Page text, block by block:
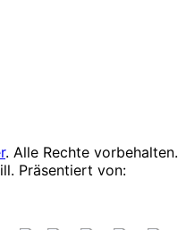
. Alle Rechte vorbehalten.
Präsentiert von: